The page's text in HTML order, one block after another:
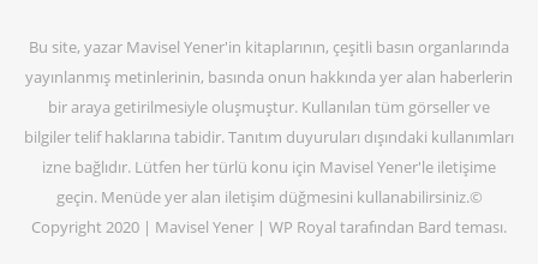
Bu site, yazar Mavisel Yener'in kitaplarının, çeşitli basın organlarında
yayınlanmış metinlerinin, basında onun hakkında yer alan haberlerin
bir araya getirilmesiyle oluşmuştur. Kullanılan tüm görseller ve
bilgiler telif haklarına tabidir. Tanıtım duyuruları dışındaki kullanımları
izne bağlıdır. Lütfen her türlü konu için Mavisel Yener'le iletişime
geçin. Menüde yer alan iletişim düğmesini kullanabilirsiniz.©
Copyright 2020 | Mavisel Yener | WP Royal tarafından Bard teması.